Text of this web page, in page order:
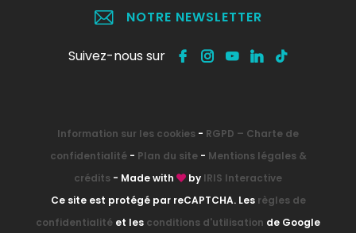
NOTRE NEWSLETTER
Suivez-nous sur
Information sur les cookies - RGPD – Charte de
confidentialité- Plan du site- Mentions légales &
crédits - Made with by IRIS Interactive
Ce site est protégé par reCAPTCHA. Les règles de
confidentialité et les conditions d'utilisation de Google